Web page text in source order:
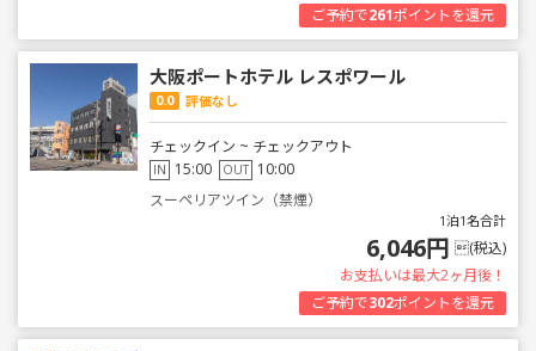
ご予約で261ポイントを還元
大阪ポートホテル レスポワール
0.0 評価なし
チェックイン ~ チェックアウト
IN 15:00 OUT 10:00
スーペリアツイン（禁煙）
1泊1名合計
6,046円 (税込)
お支払いは最大2ヶ月後！
ご予約で302ポイントを還元